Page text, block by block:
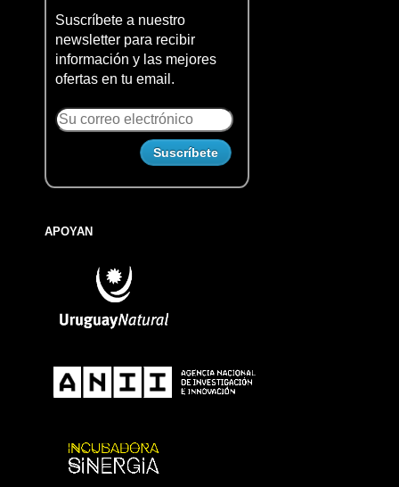
Suscríbete a nuestro
newsletter para recibir
información y las mejores
ofertas en tu email.
APOYAN